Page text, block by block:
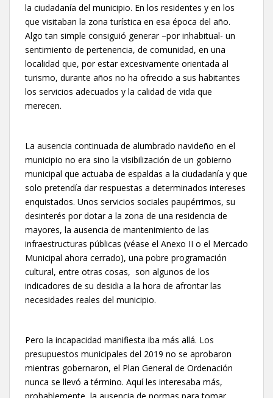
la ciudadanía del municipio. En los residentes y en los
que visitaban la zona turística en esa época del año.
Algo tan simple consiguió generar –por inhabitual- un
sentimiento de pertenencia, de comunidad, en una
localidad que, por estar excesivamente orientada al
turismo, durante años no ha ofrecido a sus habitantes
los servicios adecuados y la calidad de vida que
merecen.
La ausencia continuada de alumbrado navideño en el
municipio no era sino la visibilización de un gobierno
municipal que actuaba de espaldas a la ciudadanía y que
solo pretendía dar respuestas a determinados intereses
enquistados. Unos servicios sociales paupérrimos, su
desinterés por dotar a la zona de una residencia de
mayores, la ausencia de mantenimiento de las
infraestructuras públicas (véase el Anexo II o el Mercado
Municipal ahora cerrado), una pobre programación
cultural, entre otras cosas, son algunos de los
indicadores de su desidia a la hora de afrontar las
necesidades reales del municipio.
Pero la incapacidad manifiesta iba más allá. Los
presupuestos municipales del 2019 no se aprobaron
mientras gobernaron, el Plan General de Ordenación
nunca se llevó a término. Aquí les interesaba más,
probablemente, la ausencia de normas para tomar